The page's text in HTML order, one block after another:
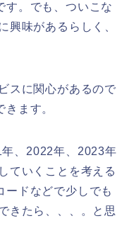
す。でも、ついこな
興味があるらしく、
スに関心があるので
ます。
、2022年、2023年
ていくことを考える
ードなどで少しでも
きたら、、、。と思